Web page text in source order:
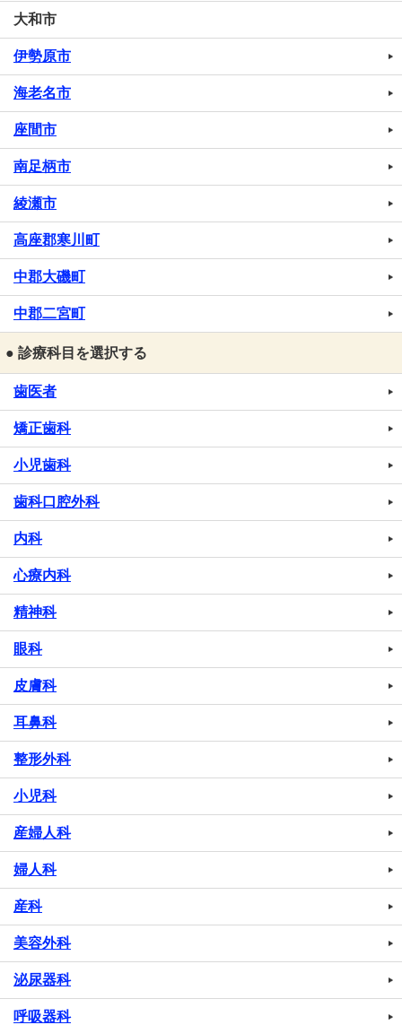
大和市
伊勢原市
海老名市
座間市
南足柄市
綾瀬市
高座郡寒川町
中郡大磯町
中郡二宮町
● 診療科目を選択する
歯医者
矯正歯科
小児歯科
歯科口腔外科
内科
心療内科
精神科
眼科
皮膚科
耳鼻科
整形外科
小児科
産婦人科
婦人科
産科
美容外科
泌尿器科
呼吸器科